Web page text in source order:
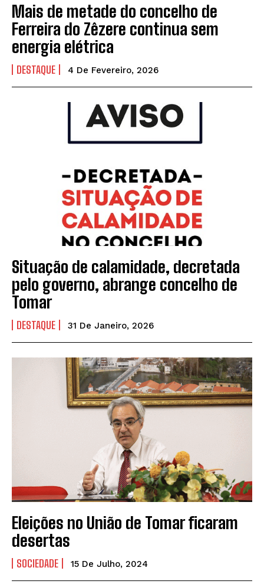
Mais de metade do concelho de
Ferreira do Zêzere continua sem
energia elétrica
DESTAQUE 4 De Fevereiro, 2026
Situação de calamidade, decretada
pelo governo, abrange concelho de
Tomar
DESTAQUE 31 De Janeiro, 2026
Eleições no União de Tomar ficaram
desertas
SOCIEDADE 15 De Julho, 2024